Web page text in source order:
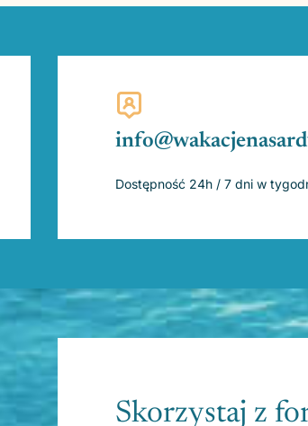
Dostępność 24h / 7 dni w
Skorzystaj z